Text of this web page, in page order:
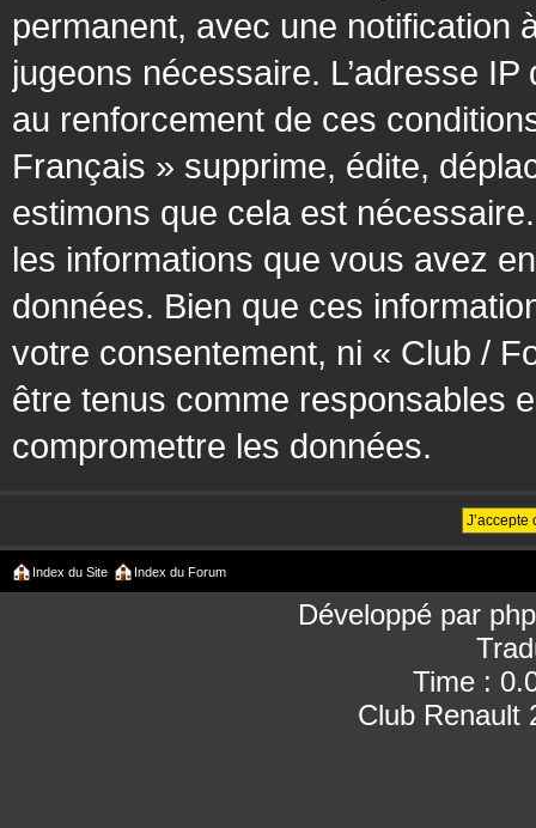
permanent, avec une notification
jugeons nécessaire. L’adresse
au renforcement de ces
Français » supprime, édite,
estimons que cela est
les informations que vous avez
données. Bien que ces
votre consentement, ni « Club /
être tenus comme responsables
compromettre les données.
Index du Site Index du Forum
Développé par
Time :
Club Renault